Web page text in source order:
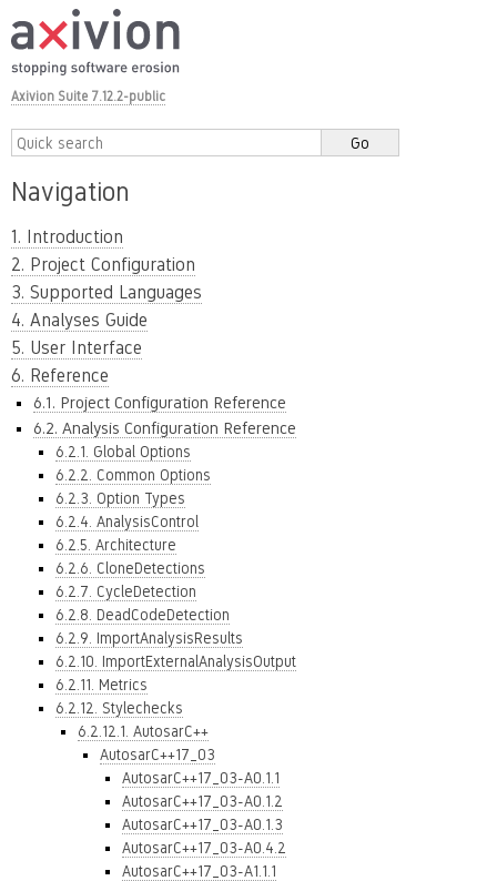
Axivion Suite 7.12.2-public
Navigation
1. Introduction
2. Project Configuration
3. Supported Languages
4. Analyses Guide
5. User Interface
6. Reference
6.1. Project Configuration Reference
6.2. Analysis Configuration Reference
6.2.1. Global Options
6.2.2. Common Options
6.2.3. Option Types
6.2.4. AnalysisControl
6.2.5. Architecture
6.2.6. CloneDetections
6.2.7. CycleDetection
6.2.8. DeadCodeDetection
6.2.9. ImportAnalysisResults
6.2.10. ImportExternalAnalysisOutput
6.2.11. Metrics
6.2.12. Stylechecks
6.2.12.1. AutosarC++
AutosarC++17_03
AutosarC++17_03-A0.1.1
AutosarC++17_03-A0.1.2
AutosarC++17_03-A0.1.3
AutosarC++17_03-A0.4.2
AutosarC++17_03-A1.1.1